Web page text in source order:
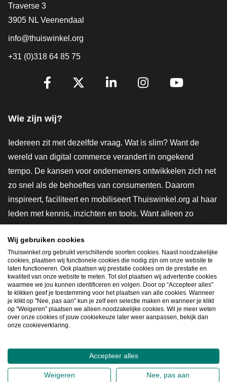
Contact
Traverse 3
3905 NL Veenendaal
info@thuiswinkel.org
+31 (0)318 64 85 75
Volg je ons al?
Wie zijn wij?
Iedereen zit met dezelfde vraag. Wat is slim? Want de
wereld van digital commerce verandert in ongekend
tempo. De kansen voor ondernemers ontwikkelen zich net
zo snel als de behoeftes van consumenten. Daarom
inspireert, faciliteert en mobiliseert Thuiswinkel.org al haar
leden met kennis, inzichten en tools. Want alleen zo
innovatievere toekomst. Dus groei ook mee en maak
shoppen slimmer.
Lid worden
Snel navigeren
2026©Thuiswinkel.org
Wij gebruiken cookies
Thuiswinkel.org gebruikt verschillende soorten cookies. Naast noodzakelijke
cookies, plaatsen wij functionele cookies die nodig zijn om onze website te
laten functioneren. Ook plaatsen wij prestatie cookies om de prestatie en
kwaliteit van onze website te meten. Tot slot plaatsen wij advertentie cookies
waarmee we jou kunnen identificeren en volgen. Door op “Accepteer alles”
te klikken geef je toestemming voor het plaatsen van alle cookies. Wanneer
je klikt op "Nee, pas aan" kun je zelf een selectie maken en wanneer je klikt
op “Weigeren” plaatsen we alleen noodzakelijke cookies. Wil je meer weten
over onze cookies of jouw cookiekeuze later weer aanpassen, bekijk dan
onze cookieverklaring.
Accepteer alles
Weigeren Nee, pas aan